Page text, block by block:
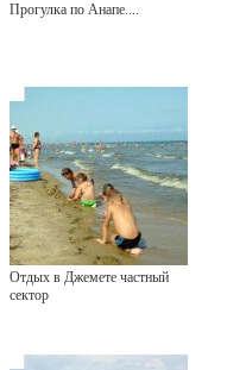
Прогулка по Анапе....
Отдых в Джемете частный
сектор